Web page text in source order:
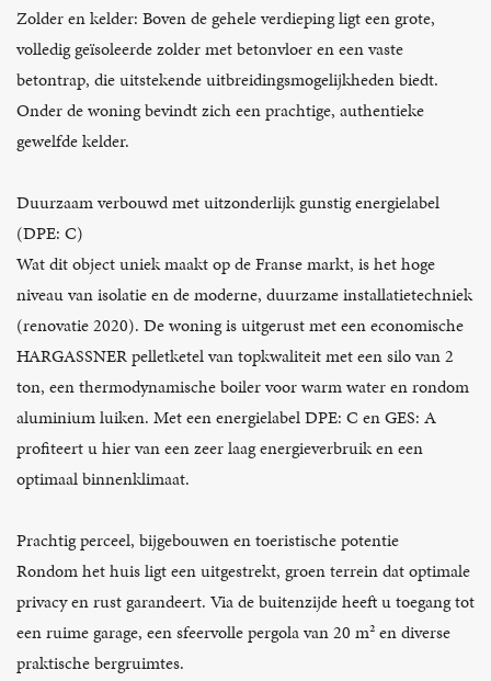
Zolder en kelder: Boven de gehele verdieping ligt een grote,
volledig geïsoleerde zolder met betonvloer en een vaste
betontrap, die uitstekende uitbreidingsmogelijkheden biedt.
Onder de woning bevindt zich een prachtige, authentieke
gewelfde kelder.
Duurzaam verbouwd met uitzonderlijk gunstig energielabel
(DPE: C)
Wat dit object uniek maakt op de Franse markt, is het hoge
niveau van isolatie en de moderne, duurzame installatietechniek
(renovatie 2020). De woning is uitgerust met een economische
HARGASSNER pelletketel van topkwaliteit met een silo van 2
ton, een thermodynamische boiler voor warm water en rondom
aluminium luiken. Met een energielabel DPE: C en GES: A
profiteert u hier van een zeer laag energieverbruik en een
optimaal binnenklimaat.
Prachtig perceel, bijgebouwen en toeristische potentie
Rondom het huis ligt een uitgestrekt, groen terrein dat optimale
privacy en rust garandeert. Via de buitenzijde heeft u toegang tot
een ruime garage, een sfeervolle pergola van 20 m² en diverse
praktische bergruimtes.